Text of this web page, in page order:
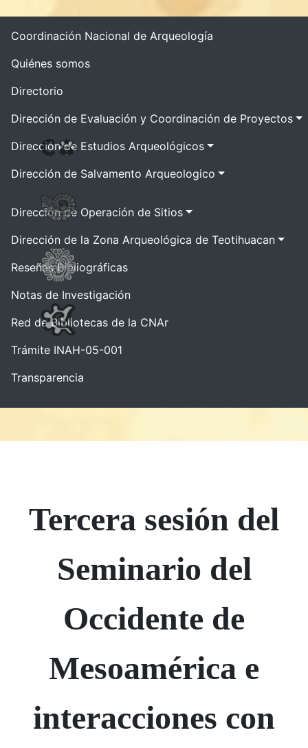
Coordinación Nacional de Arqueología
Quiénes somos
Directorio
Dirección de Evaluación y Coordinación de Proyectos
Dirección de Estudios Arqueológicos
Dirección de Salvamento Arqueologico
Dirección de Operación de Sitios
Dirección de la Zona Arqueológica de Teotihuacan
Reseñas Bibliográficas
Notas de Investigación
Red de Bibliotecas de la CNAr
Trámite INAH-05-001
Transparencia
Tercera sesión del
Seminario del
Occidente de
Mesoamérica e
interacciones con